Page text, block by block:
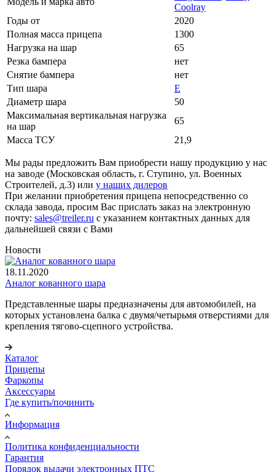
Coolray
Годы от
2020
Полная масса прицепа
1300
Нагрузка на шар
65
Резка бампера
нет
Снятие бампера
нет
Тип шара
Е
Диаметр шара
50
Максимальная вертикальная нагрузка
на шар
65
Масса ТСУ
21,9
Мы рады предложить Вам приобрести нашу продукцию у нас
на заводе (Московская область, г. Ступино, ул. Военных
Строителей, д.3) или у наших дилеров
При желании приобретения прицепа непосредственно со
склада завода, просим Вас прислать заказ на электронную
почту: sales@treiler.ru с указанием контактных данных для
дальнейшей связи с Вами
Новости
18.11.2020
Аналог кованного шара
Представленные шары предназначены для автомобилей, на
которых установлена балка с двумя/четырьмя отверстиями для
крепления тягово-сцепного устройства.
Каталог
Прицепы
Фаркопы
Аксессуары
Где купить/починить
Информация
Политика конфиденциальности
Гарантия
Порядок выдачи электронных ПТС